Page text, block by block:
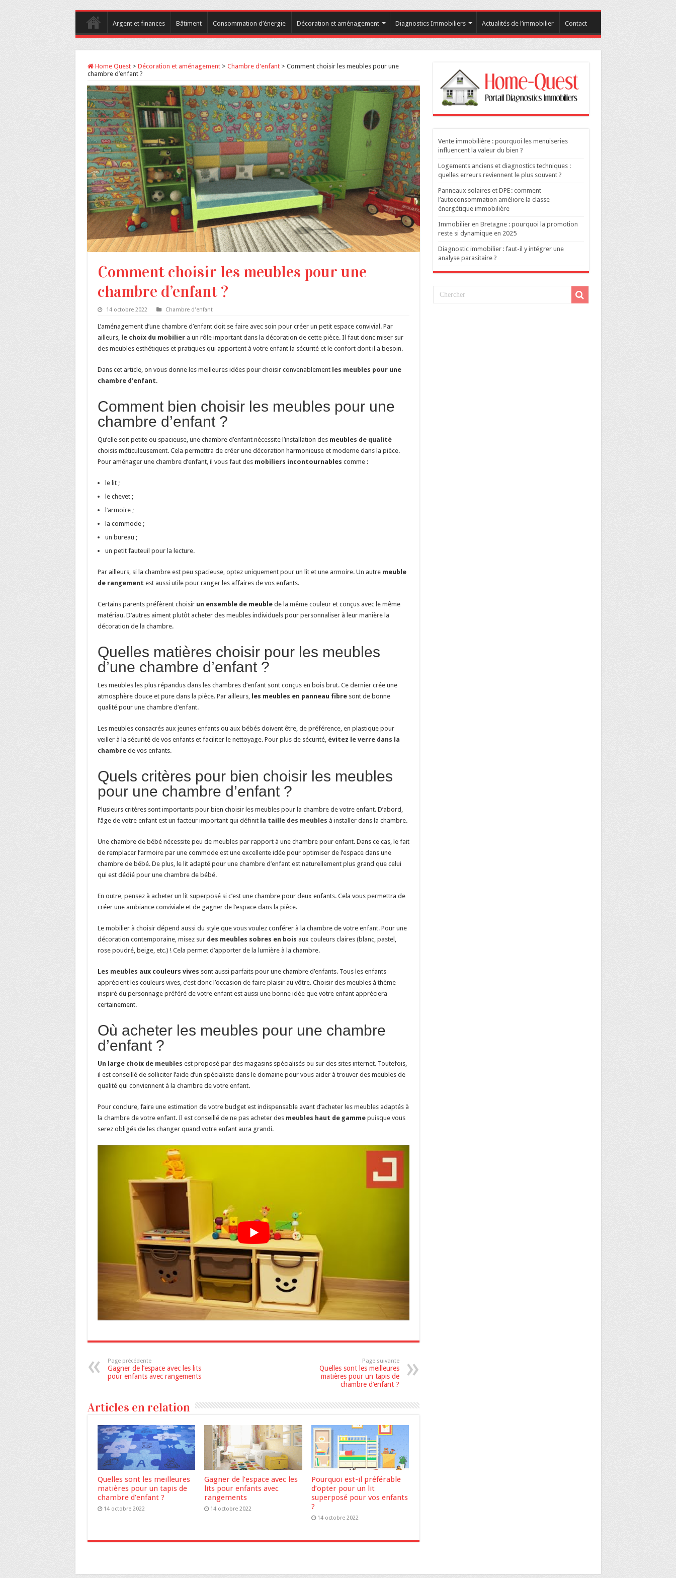
Argent et finances Bâtiment Consommation d’énergie Décoration et aménagement Diagnostics Immobiliers Actualités de l’immobilier Contact
Home Quest > Décoration et aménagement > Chambre d'enfant > Comment choisir les meubles pour une
chambre d’enfant ?
Comment choisir les meubles pour une
chambre d’enfant ?
14 octobre 2022 Chambre d'enfant
L’aménagement d’une chambre d’enfant doit se faire avec soin pour créer un petit espace convivial. Par
ailleurs, e choix du mobiliera un rôle important dans la décoration de cette pièce. Il faut donc miser sur
des meubles esthétiques et pratiques qui apportent à votre enfant la sécurité et le confort dont il a besoin.
Dans cet article, on vous donne les meilleures idées pour choisir convenablementles meubles pour une
chambre d’enfant.
Comment bien choisir les meubles pour une
chambre d’enfant ?
Qu’elle soit petite ou spacieuse, une chambre d’enfant nécessite l’installation des meubles de qualité
choisis méticuleusement. Cela permettra de créer une décoration harmonieuse et moderne dans la pièce.
Pour aménager une chambre d’enfant, il vous faut des mobiliers incontournables comme :
le lit ;
le chevet ;
l’armoire ;
la commode ;
un bureau ;
un petit fauteuil pour la lecture.
Par ailleurs, si la chambre est peu spacieuse, optez uniquement pour un lit et une armoire. Un autre meuble
de rangement est aussi utile pour ranger les affaires de vos enfants.
Certains parents préfèrent choisirun ensemble de meublede la même couleur et conçus avec le même
matériau. D’autres aiment plutôt acheter des meubles individuels pour personnaliser à leur manière la
décoration de la chambre.
Quelles matières choisir pour les meubles
d’une chambre d’enfant ?
Les meubles les plus répandus dans les chambres d’enfant sont conçus en bois brut. Ce dernier crée une
atmosphère douce et pure dans la pièce. Par ailleurs, es meubles en panneau fibresont de bonne
qualité pour une chambre d’enfant.
Les meubles consacrés aux jeunes enfants ou aux bébés doivent être, de préférence, en plastique pour
veiller à la sécurité de vos enfants et faciliter le nettoyage. Pour plus de sécurité, évitez le verre dans la
chambre de vos enfants.
Quels critères pour bien choisir les meubles
pour une chambre d’enfant ?
Plusieurs critères sont importants pour bien choisir les meubles pour la chambre de votre enfant. D’abord,
l’âge de votre enfant est un facteur important qui définitla taille des meubles à installer dans la chambre.
Une chambre de bébé nécessite peu de meubles par rapport à une chambre pour enfant. Dans ce cas, le fait
de remplacer l’armoire par une commode est une excellente idée pour optimiser de l’espace dans une
chambre de bébé. De plus, le lit adapté pour une chambre d’enfant est naturellement plus grand que celui
qui est dédié pour une chambre de bébé.
En outre, pensez à acheter un lit superposé si c’est une chambre pour deux enfants. Cela vous permettra de
créer une ambiance conviviale et de gagner de l’espace dans la pièce.
Le mobilier à choisir dépend aussi du style que vous voulez conférer à la chambre de votre enfant. Pour une
décoration contemporaine, misez sur des meubles sobres en bois aux couleurs claires (blanc, pastel,
rose poudré, beige, etc.) ! Cela permet d’apporter de la lumière à la chambre.
Les meubles aux couleurs vives sont aussi parfaits pour une chambre d’enfants. Tous les enfants
apprécient les couleurs vives, c’est donc l’occasion de faire plaisir au vôtre. Choisir des meubles à thème
inspiré du personnage préféré de votre enfant est aussi une bonne idée que votre enfant appréciera
certainement.
Où acheter les meubles pour une chambre
d’enfant ?
Un large choix de meubles est proposé par des magasins spécialisés ou sur des sites internet. Toutefois,
il est conseillé de solliciter l’aide d’un spécialiste dans le domaine pour vous aider à trouver des meubles de
qualité qui conviennent à la chambre de votre enfant.
Pour conclure, faire une estimation de votre budget est indispensable avant d’acheter les meubles adaptés à
la chambre de votre enfant. Il est conseillé de ne pas acheter desmeubles haut de gamme puisque vous
serez obligés de les changer quand votre enfant aura grandi.
Page précédente
Gagner de l’espace avec les lits
pour enfants avec rangements
Page suivante
Quelles sont les meilleures
matières pour un tapis de
chambre d’enfant ?
Articles en relation
Quelles sont les meilleures
matières pour un tapis de
chambre d’enfant ?
14 octobre 2022
Gagner de l’espace avec les
lits pour enfants avec
rangements
14 octobre 2022
Pourquoi est-il préférable
d’opter pour un lit
superposé pour vos enfants
?
14 octobre 2022
Vente immobilière : pourquoi les menuiseries
influencent la valeur du bien ?
Logements anciens et diagnostics techniques :
quelles erreurs reviennent le plus souvent ?
Panneaux solaires et DPE : comment
l’autoconsommation améliore la classe
énergétique immobilière
Immobilier en Bretagne : pourquoi la promotion
reste si dynamique en 2025
Diagnostic immobilier : faut-il y intégrer une
analyse parasitaire ?